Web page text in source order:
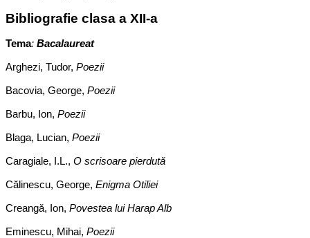
Bibliografie clasa a XII-a
Tema: Bacalaureat
Arghezi, Tudor, Poezii
Bacovia, George, Poezii
Barbu, Ion, Poezii
Blaga, Lucian, Poezii
Caragiale, I.L., O scrisoare pierdută
Călinescu, George, Enigma Otiliei
Creangă, Ion, Povestea lui Harap Alb
Eminescu, Mihai, Poezii